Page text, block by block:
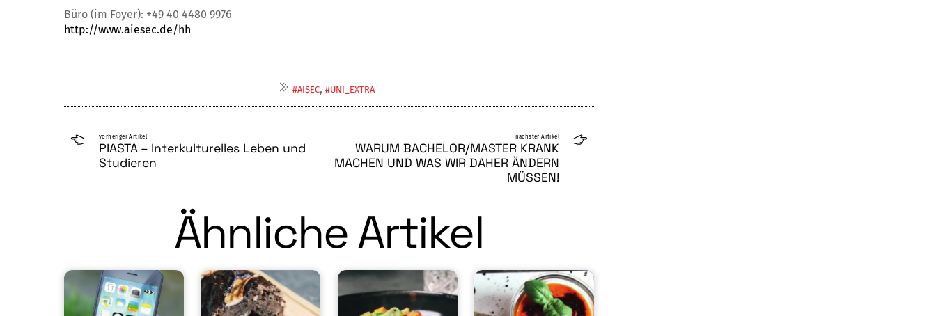
Büro (im Foyer): +49 40 4480 9976
http://www.aiesec.de/hh
#AISEC,#UNI_EXTRA
vorheriger Artikel
PIASTA – Interkulturelles Leben und
Studieren
nächster Artikel
WARUM BACHELOR/MASTER KRANK
MACHEN UND WAS WIR DAHER ÄNDERN
MÜSSEN!
Ähnliche Artikel